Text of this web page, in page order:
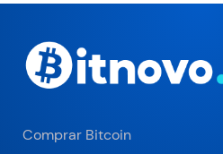
Comprar Bitcoin